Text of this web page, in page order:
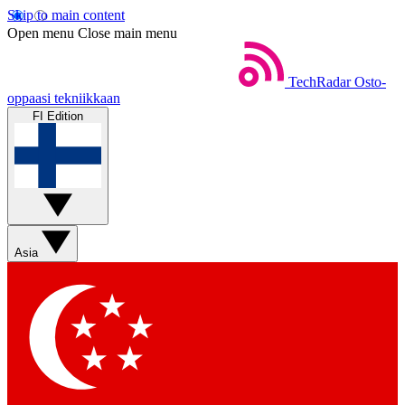
Skip to main content
Open menu Close main menu
TechRadar Osto-
oppaasi tekniikkaan
FI Edition
Asia